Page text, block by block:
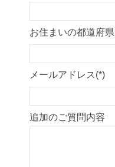
お住まいの都道府
メールアドレス(*)
追加のご質問内容